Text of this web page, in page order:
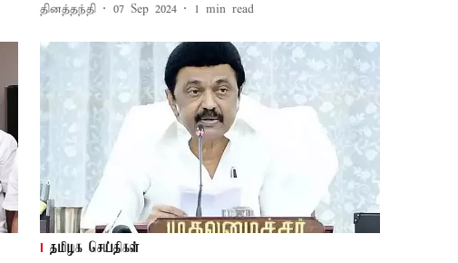
தினத்தந்தி 07 Sep 2024 1 min read
தமிழக செய்திகள்